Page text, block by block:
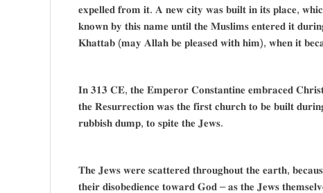
𝐞𝐱𝐩𝐞𝐥𝐥𝐞𝐝 𝐟𝐫𝐨𝐦 𝐢𝐭. 𝐀 𝐧𝐞𝐰 𝐜𝐢𝐭𝐲 𝐰𝐚𝐬 𝐛𝐮𝐢𝐥𝐭 𝐢𝐧 𝐢𝐭𝐬 𝐩𝐥𝐚𝐜𝐞,
𝐤𝐧𝐨𝐰𝐧 𝐛𝐲 𝐭𝐡𝐢𝐬 𝐧𝐚𝐦𝐞 𝐮𝐧𝐭𝐢𝐥 𝐭𝐡𝐞 𝐌𝐮𝐬𝐥𝐢𝐦𝐬 𝐞𝐧𝐭𝐞𝐫𝐞𝐝 𝐢𝐭
𝐊𝐡𝐚𝐭𝐭𝐚𝐛 (𝐦𝐚𝐲 𝐀𝐥𝐥𝐚𝐡 𝐛𝐞 𝐩𝐥𝐞𝐚𝐬𝐞𝐝 𝐰𝐢𝐭𝐡 𝐡𝐢𝐦), 𝐰𝐡𝐞𝐧 𝐢𝐭
𝐈𝐧 𝟑𝟏𝟑 𝐂𝐄, 𝐭𝐡𝐞 𝐄𝐦𝐩𝐞𝐫𝐨𝐫 𝐂𝐨𝐧𝐬𝐭𝐚𝐧𝐭𝐢𝐧𝐞 𝐞𝐦𝐛𝐫𝐚𝐜𝐞𝐝
𝐭𝐡𝐞 𝐑𝐞𝐬𝐮𝐫𝐫𝐞𝐜𝐭𝐢𝐨𝐧 𝐰𝐚𝐬 𝐭𝐡𝐞 𝐟𝐢𝐫𝐬𝐭 𝐜𝐡𝐮𝐫𝐜𝐡 𝐭𝐨 𝐛𝐞 𝐛𝐮𝐢𝐥𝐭
𝐫𝐮𝐛𝐛𝐢𝐬𝐡 𝐝𝐮𝐦𝐩, 𝐭𝐨 𝐬𝐩𝐢𝐭𝐞 𝐭𝐡𝐞 𝐉𝐞𝐰𝐬.
𝐓𝐡𝐞 𝐉𝐞𝐰𝐬 𝐰𝐞𝐫𝐞 𝐬𝐜𝐚𝐭𝐭𝐞𝐫𝐞𝐝 𝐭𝐡𝐫𝐨𝐮𝐠𝐡𝐨𝐮𝐭 𝐭𝐡𝐞 𝐞𝐚𝐫𝐭𝐡,
𝐭𝐡𝐞𝐢𝐫 𝐝𝐢𝐬𝐨𝐛𝐞𝐝𝐢𝐞𝐧𝐜𝐞 𝐭𝐨𝐰𝐚𝐫𝐝 𝐆𝐨𝐝 – 𝐚𝐬 𝐭𝐡𝐞 𝐉𝐞𝐰𝐬